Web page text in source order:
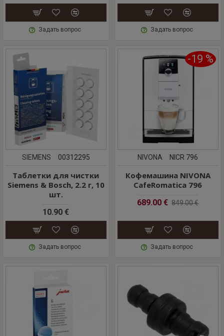
Задать вопрос Задать вопрос
SIEMENS 00312295
Таблетки для чистки
Siemens & Bosch, 2.2 г, 10
шт.
10.90 €
Задать вопрос
-19 %
NIVONA NICR 796
Кофемашина NIVONA
CafeRomatica 796
689.00 € 849.00 €
Задать вопрос